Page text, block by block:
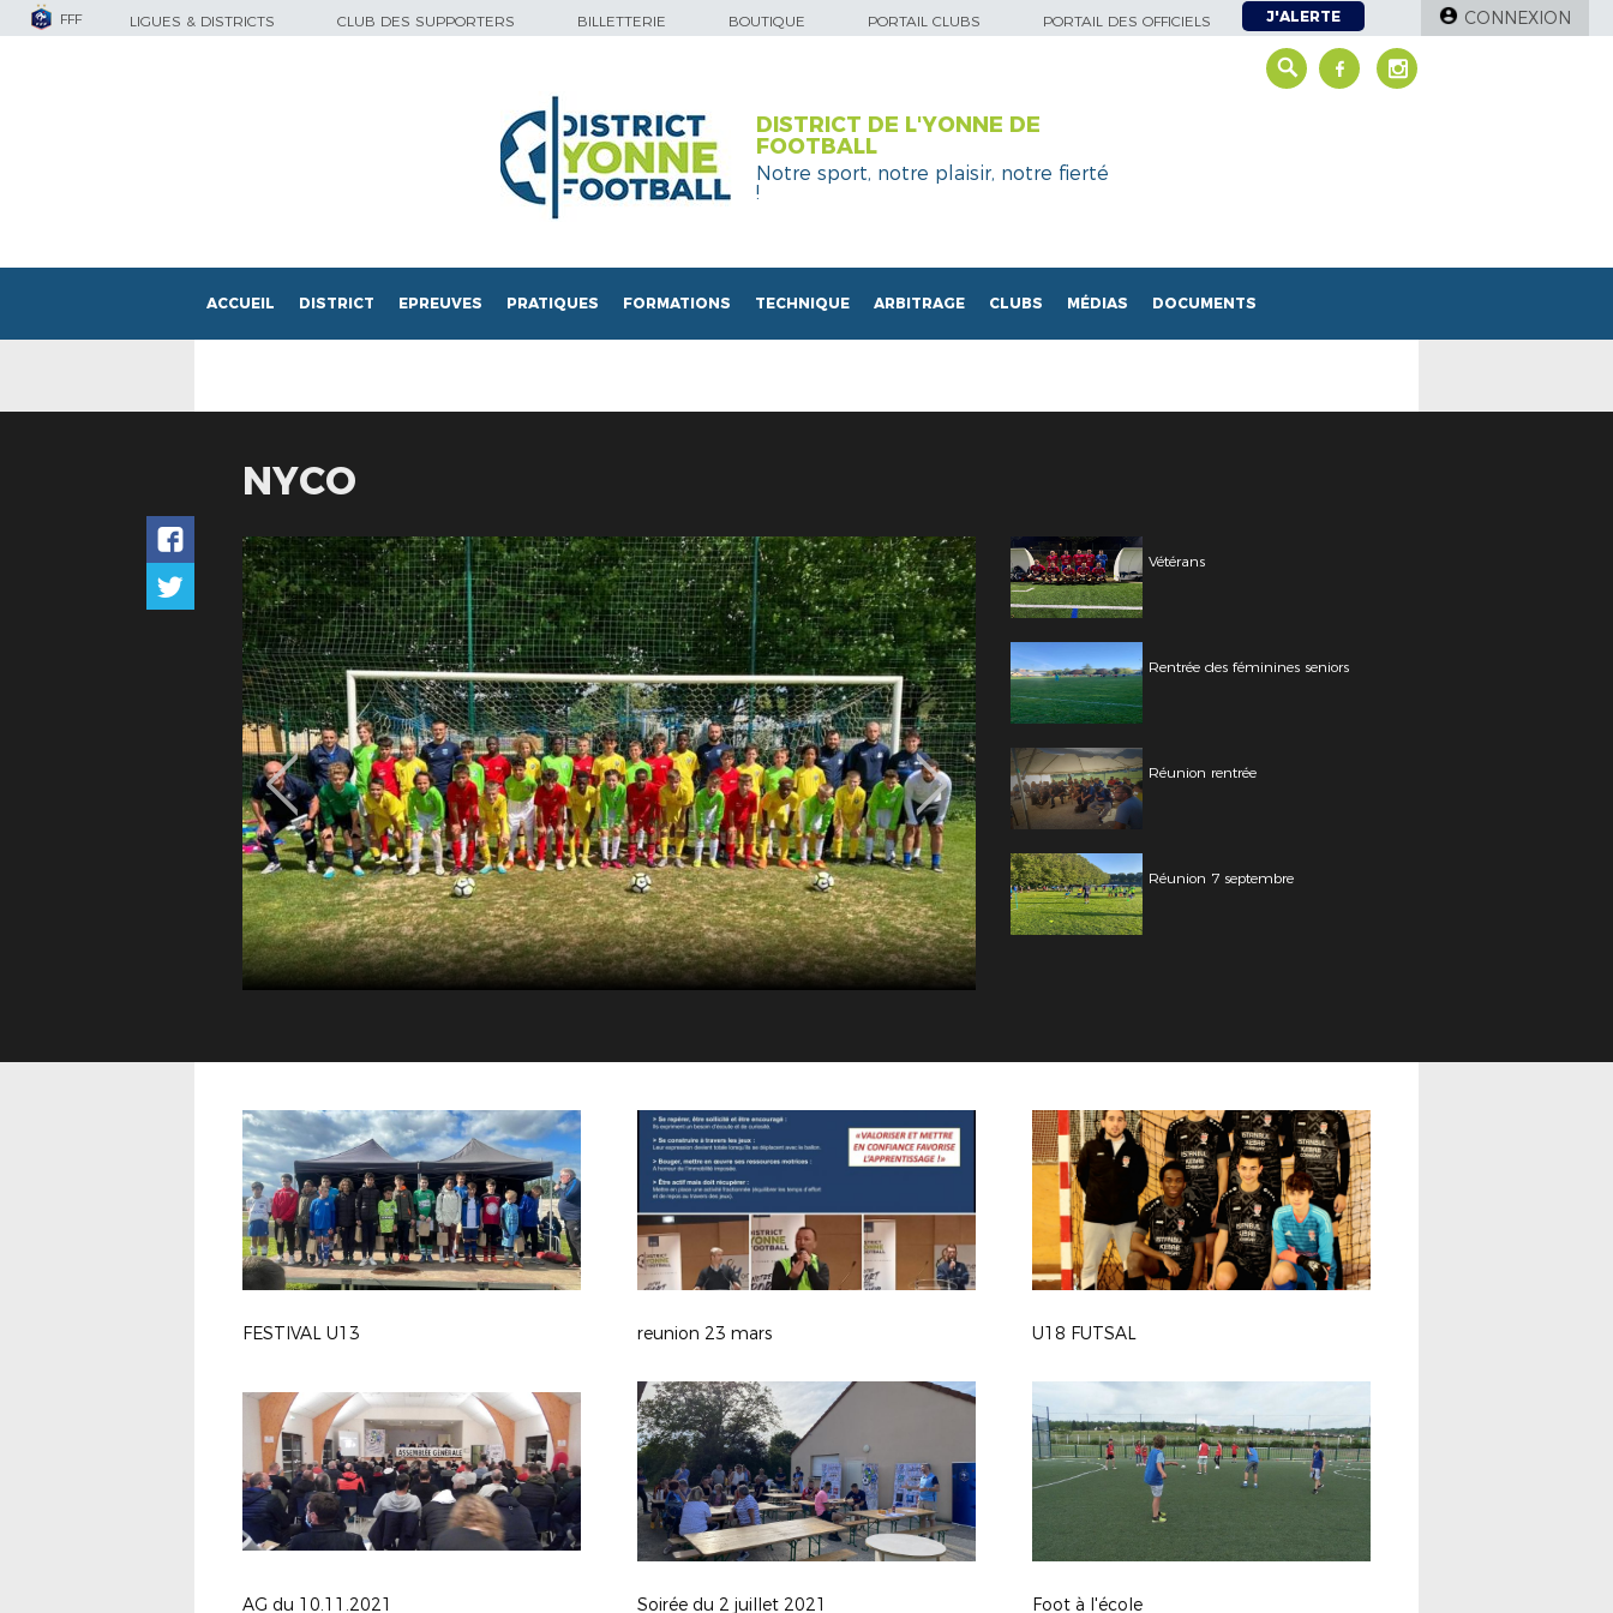
FFF LIGUES & DISTRICTS CLUB DES SUPPORTERS BILLETTERIE BOUTIQUE PORTAIL CLUBS PORTAIL DES OFFICIELS J'ALERTE CONNEXION
DISTRICT DE L'YONNE DE
FOOTBALL
Notre sport, notre plaisir, notre fierté
!
ACCUEIL DISTRICT EPREUVES PRATIQUES FORMATIONS TECHNIQUE ARBITRAGE CLUBS MÉDIAS DOCUMENTS
NYCO
Vétérans
Rentrée des féminines seniors
Réunion rentrée
Réunion 7 septembre
FESTIVAL U13 reunion 23 mars U18 FUTSAL
AG du 10.11.2021 Soirée du 2 juillet 2021 Foot à l'école